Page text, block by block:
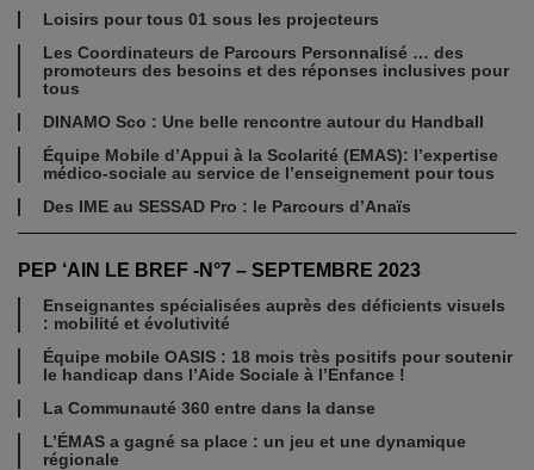
Loisirs pour tous 01 sous les projecteurs
Les Coordinateurs de Parcours Personnalisé … des
promoteurs des besoins et des réponses inclusives pour
tous
DINAMO Sco : Une belle rencontre autour du Handball
Équipe Mobile d’Appui à la Scolarité (EMAS): l’expertise
médico-sociale au service de l’enseignement pour tous
Des IME au SESSAD Pro : le Parcours d’Anaïs
PEP ‘AIN LE BREF -N°7 – SEPTEMBRE 2023
Enseignantes spécialisées auprès des déficients visuels
: mobilité et évolutivité
Équipe mobile OASIS : 18 mois très positifs pour soutenir
le handicap dans l’Aide Sociale à l’Enfance !
La Communauté 360 entre dans la danse
L’ÉMAS a gagné sa place : un jeu et une dynamique
régionale